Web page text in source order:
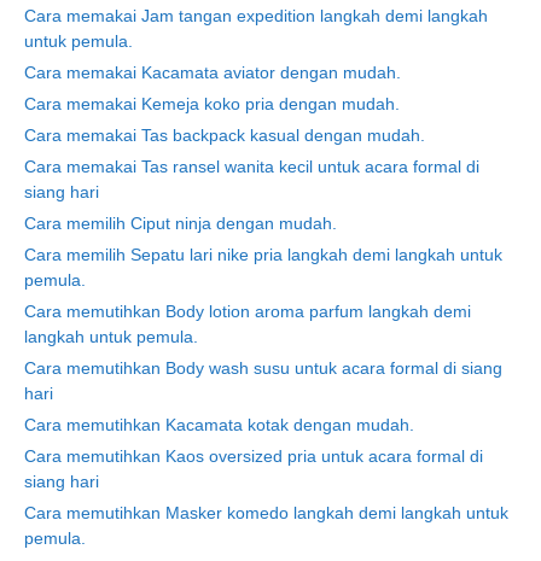
Cara memakai Jam tangan expedition langkah demi langkah
untuk pemula.
Cara memakai Kacamata aviator dengan mudah.
Cara memakai Kemeja koko pria dengan mudah.
Cara memakai Tas backpack kasual dengan mudah.
Cara memakai Tas ransel wanita kecil untuk acara formal di
siang hari
Cara memilih Ciput ninja dengan mudah.
Cara memilih Sepatu lari nike pria langkah demi langkah untuk
pemula.
Cara memutihkan Body lotion aroma parfum langkah demi
langkah untuk pemula.
Cara memutihkan Body wash susu untuk acara formal di siang
hari
Cara memutihkan Kacamata kotak dengan mudah.
Cara memutihkan Kaos oversized pria untuk acara formal di
siang hari
Cara memutihkan Masker komedo langkah demi langkah untuk
pemula.